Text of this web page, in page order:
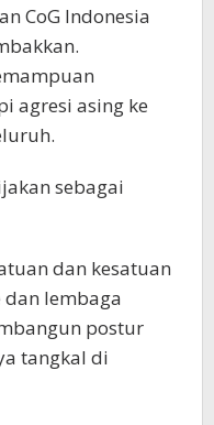
CoG Indonesia
agresi asing ke
sebagai
dan kesatuan
lembaga
postur
tangkal di